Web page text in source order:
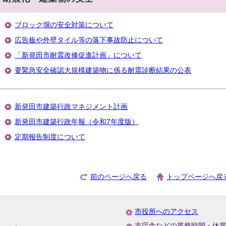
ブロック塀の安全対策について
広告板や外壁タイル等の落下事故防止について
「新発田市耐震改修促進計画」について
要緊急安全確認大規模建築物に係る耐震診断結果の公表
新発田市建築行政マネジメント計画
新発田市建築行政年報（令和7年度版）
定期報告制度について
前のページへ戻る トップページへ戻
市役所へのアクセス